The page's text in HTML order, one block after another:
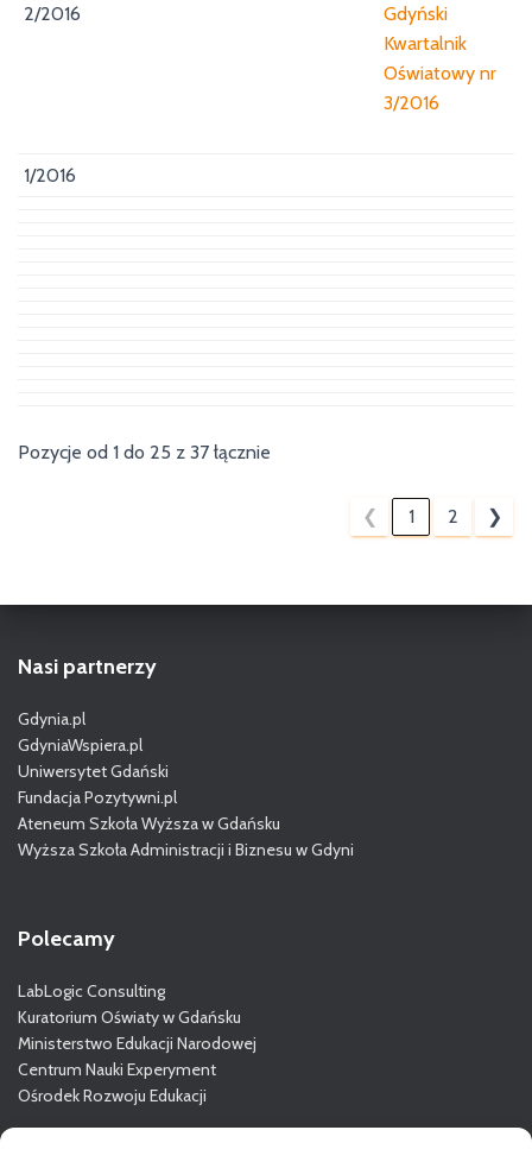
2/2016
Gdyński
Kwartalnik
Oświatowy nr
3/2016
1/2016
Pozycje od 1 do 25 z 37 łącznie
❮ 1 2 ❯
Nasi partnerzy
Gdynia.pl
GdyniaWspiera.pl
Uniwersytet Gdański
Fundacja Pozytywni.pl
Ateneum Szkoła Wyższa w Gdańsku
Wyższa Szkoła Administracji i Biznesu w Gdyni
Polecamy
LabLogic Consulting
Kuratorium Oświaty w Gdańsku
Ministerstwo Edukacji Narodowej
Centrum Nauki Experyment
Ośrodek Rozwoju Edukacji